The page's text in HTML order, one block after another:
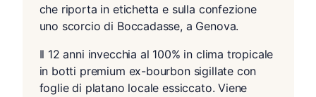
che riporta in etichetta e sulla confezione
uno scorcio di Boccadasse, a Genova.
Il 12 anni invecchia al 100% in clima tropicale
in botti premium ex-bourbon sigillate con
foglie di platano locale essiccato. Viene